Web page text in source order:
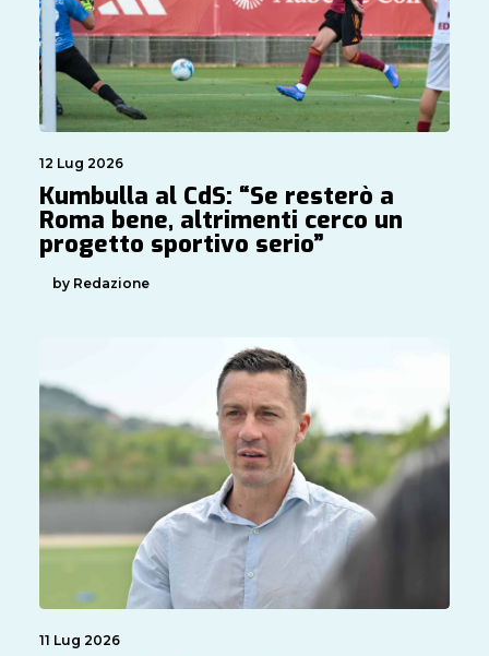
12 Lug 2026
Kumbulla al CdS: “Se resterò a
Roma bene, altrimenti cerco un
progetto sportivo serio”
by Redazione
11 Lug 2026